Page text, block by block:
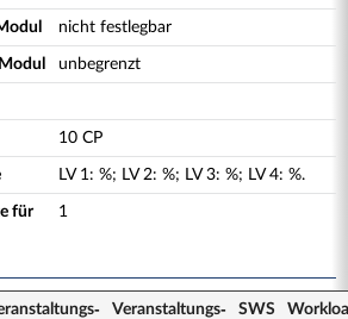
nicht festlegbar
unbegrenzt
10 CP
LV 1: %; LV 2: %; LV 3: %; LV 4: %.
für
1
Veranstaltungs­
SWS